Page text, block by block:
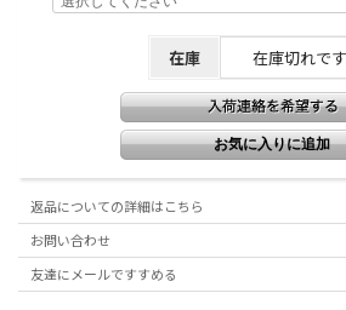
在庫 在庫切れです
返品についての詳細はこちら
お問い合わせ
友達にメールですすめる